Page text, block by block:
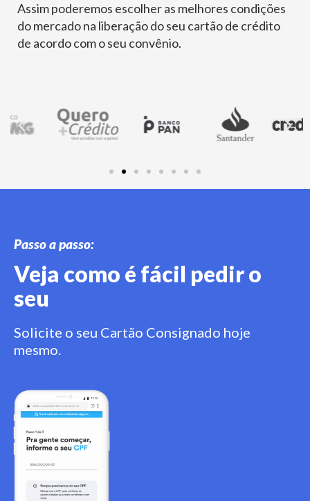
Assim poderemos escolher as melhores condições
do mercado na liberação do seu cartão de crédito
de acordo com o seu convênio.
Passo a passo:
Veja como é fácil pedir o
seu
Solicite o seu Cartão Consignado hoje
mesmo.